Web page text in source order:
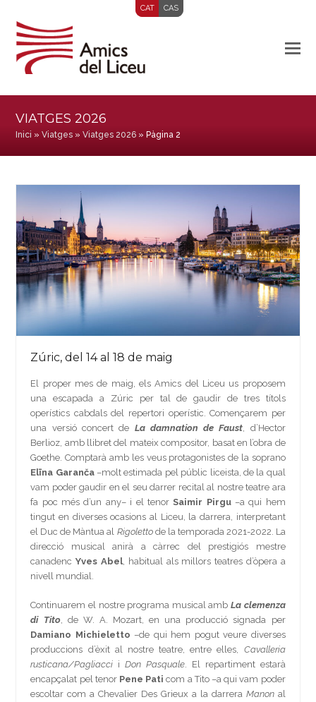
CAT CAS
VIATGES 2026
Inici »Viatges »Viatges 2026 » Pàgina 2
Zúric, del 14 al 18 de maig
El proper mes de maig, els Amics del Liceu us proposem
una escapada a Zúric per tal de gaudir de tres títols
operístics cabdals del repertori operístic. Començarem per
una versió concert de La damnation de Faust , d’Hector
Berlioz, amb llibret del mateix compositor, basat en l’obra de
Goethe. Comptarà amb les veus protagonistes de la soprano
Elīna Garanča–molt estimada pel públic liceista, de la qual
vam poder gaudir en el seu darrer recital al nostre teatre ara
fa poc més d’un any– i el tenorSaimir Pirgu–a qui hem
tingut en diverses ocasions al Liceu, la darrera, interpretant
el Duc de Màntua al Rigolettode la temporada 2021-2022. La
direcció musical anirà a càrrec del prestigiós mestre
canadencYves Abel, habitual als millors teatres d’òpera a
nivell mundial.
Continuarem el nostre programa musical amb La clemenza
di Tito, de W. A. Mozart, en una producció signada per
Damiano Michieletto –de qui hem pogut veure diverses
produccions d’èxit al nostre teatre, entre elles, Cavalleria
rusticana/Pagliacci iDon Pasquale . El repartiment estarà
encapçalat pel tenor Pene Pati com a Tito –a qui vam poder
escoltar com a Chevalier Des Grieux a la darrera Manon al